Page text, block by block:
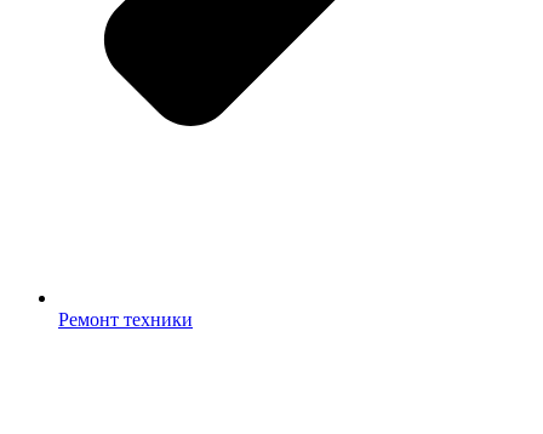
Ремонт техники